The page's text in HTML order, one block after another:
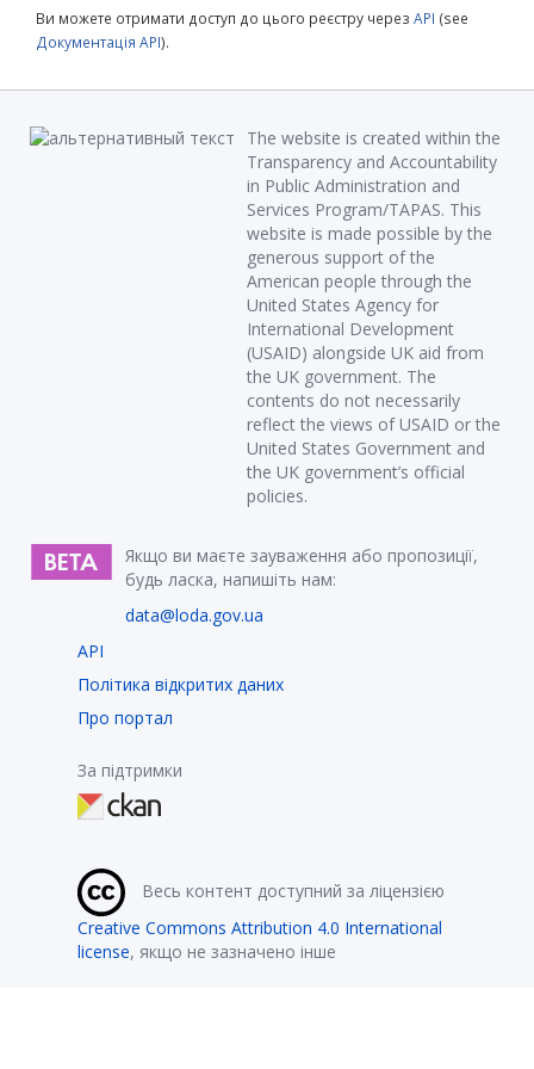
Ви можете отримати доступ до цього реєстру через API (see
Документація API).
The website is created within the
Transparency and Accountability
in Public Administration and
Services Program/TAPAS. This
website is made possible by the
generous support of the
American people through the
United States Agency for
International Development
(USAID) alongside UK aid from
the UK government. The
contents do not necessarily
reflect the views of USAID or the
United States Government and
the UK government’s official
policies.
Якщо ви маєте зауваження або пропозиції,
будь ласка, напишіть нам:
data@loda.gov.ua
API
Політика відкритих даних
Про портал
За підтримки
Весь контент доступний за ліцензією
Creative Commons Attribution 4.0 International
license, якщо не зазначено інше